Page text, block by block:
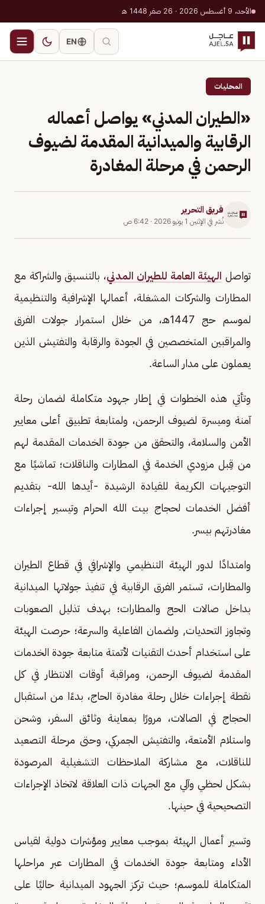
الأحد، 9 أغسطس 2026 · 26 صفر 1448 هـ
EN
المحليات
«الطيران المدني» يواصل أعماله
الرقابية والميدانية المقدمة لضيوف
الرحمن في مرحلة المغادرة
فريق التحرير
نُشر في الإثنين 1 يونيو 2026 · 6:42 ص
تواصل الهيئة العامة للطيران المدني، بالتنسيق والشراكة مع
المطارات والشركات المشغلة، أعمالها الإشرافية والتنظيمية
لموسم حج 1447هـ، من خلال استمرار جولات الفرق
والمراقبين المتخصصين في الجودة والرقابة والتفتيش الذين
يعملون على مدار الساعة.
وتأتي هذه الخطوات في إطار جهود متكاملة لضمان رحلة
آمنة وميسرة لضيوف الرحمن، ولمتابعة تطبيق أعلى معايير
الأمن والسلامة، والتحقق من جودة الخدمات المقدمة لهم
من قِبل مزودي الخدمة في المطارات والناقلات؛ تماشيًا مع
التوجيهات الكريمة للقيادة الرشيدة -أيدها الله- بتقديم
أفضل الخدمات لحجاج بيت الله الحرام وتيسير إجراءات
مغادرتهم بيسر.
وامتدادًا لدور الهيئة التنظيمي والإشرافي في قطاع الطيران
والمطارات، تستمر الفرق الرقابية في تنفيذ جولاتها الميدانية
بداخل صالات الحج والمطارات؛ بهدف تذليل الصعوبات
وتجاوز التحديات, ولضمان الفاعلية والسرعة؛ حرصت الهيئة
على استخدام أحدث التقنيات لأتمتة متابعة جودة الخدمات
المقدمة لضيوف الرحمن، ومراقبة أوقات الانتظار في كل
نقطة إجراءات خلال رحلة مغادرة الحاج، بدءًا من استقبال
الحجاج في الصالات، مرورًا بمعاينة وثائق السفر، وشحن
واستلام الأمتعة، والتفتيش الجمركي، وحتى مرحلة التصعيد
للناقلات، مع مشاركة الملاحظات التشغيلية المرصودة
بشكل لحظي وآلي مع الجهات ذات العلاقة لاتخاذ الإجراءات
التصحيحية في حينها.
وتسير أعمال الهيئة بموجب معايير ومؤشرات دولية لقياس
الأداء ومتابعة جودة الخدمات في المطارات عبر مراحلها
المتكاملة للموسم؛ حيث تركز الجهود الميدانية حاليًا على